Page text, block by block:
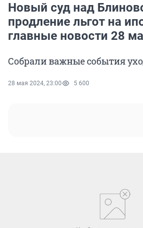
Новый суд над
продление льгот на
главные новости 28
Собрали важные события
28 мая 2024, 23:00 5 600